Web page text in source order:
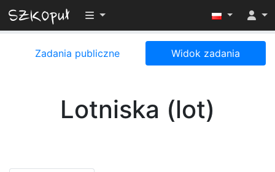
Przełącz widoczność menu
Zadania publiczne Widok zadania
Lotniska (lot)